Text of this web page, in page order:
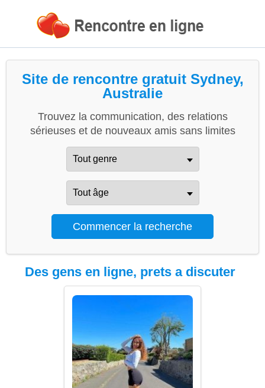
Site de rencontre gratuit Sydney,
Australie
Trouvez la communication, des relations
sérieuses et de nouveaux amis sans limites
Des gens en ligne, prets a discuter